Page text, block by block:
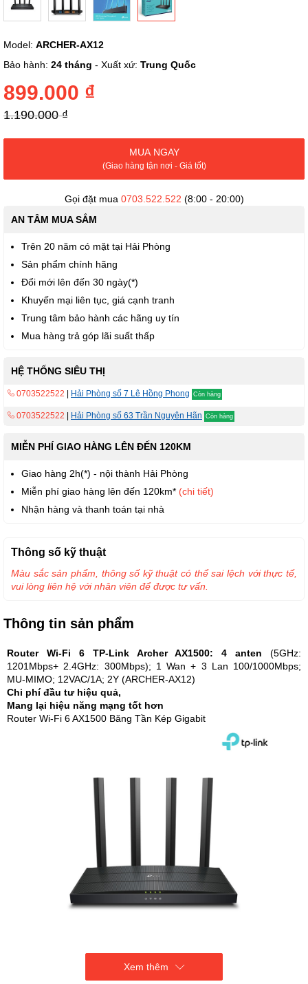
đến
phần
của
thư
viện
ảnh
Model: ARCHER-AX12
Bảo hành: 24 tháng - Xuất xứ: Trung Quốc
899.000 ₫
1.190.000 ₫
MUA NGAY
(Giao hàng tận nơi - Giá tốt)
Gọi đặt mua 0703.522.522 (8:00 - 20:00)
AN TÂM MUA SẮM
Trên 20 năm có mặt tại Hải Phòng
Sản phẩm chính hãng
Đổi mới lên đến 30 ngày(*)
Khuyến mại liên tục, giá cạnh tranh
Trung tâm bảo hành các hãng uy tín
Mua hàng trả góp lãi suất thấp
HỆ THỐNG SIÊU THỊ
0703522522 Hải Phòng số 7 Lê Hồng Phong Còn hàng
0703522522 Hải Phòng số 63 Trần Nguyên Hãn Còn hàng
MIỄN PHÍ GIAO HÀNG LÊN ĐẾN 120KM
Giao hàng 2h(*) - nội thành Hải Phòng
Miễn phí giao hàng lên đến 120km* (chi tiết)
Nhận hàng và thanh toán tại nhà
Thông tin sản phẩm
Router Wi-Fi 6 TP-Link Archer AX1500: 4 anten (5GHz:
1201Mbps+ 2.4GHz: 300Mbps); 1 Wan + 3 Lan 100/1000Mbps;
MU-MIMO; 12VAC/1A; 2Y (ARCHER-AX12)
Chi phí đầu tư hiệu quả,
Mang lại hiệu năng mạng tốt hơn
Router Wi-Fi 6 AX1500 Băng Tần Kép Gigabit
Xem thêm
Thông số kỹ thuật
Màu sắc sản phẩm, thông số kỹ thuật có thể sai lệch với thực tế,
vui lòng liên hệ với nhân viên để được tư vấn.